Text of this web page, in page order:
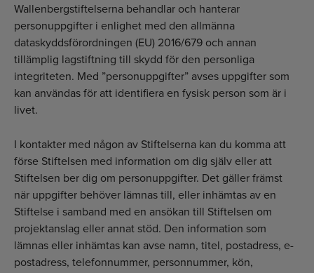
Wallenbergstiftelserna behandlar och hanterar
personuppgifter i enlighet med den allmänna
dataskyddsförordningen (EU) 2016/679 och annan
tillämplig lagstiftning till skydd för den personliga
integriteten. Med ”personuppgifter” avses uppgifter som
kan användas för att identifiera en fysisk person som är i
livet.
I kontakter med någon av Stiftelserna kan du komma att
förse Stiftelsen med information om dig själv eller att
Stiftelsen ber dig om person­uppgifter. Det gäller främst
när uppgifter behöver lämnas till, eller inhämtas av en
Stiftelse i samband med en ansökan till Stiftelsen om
projektanslag eller annat stöd. Den information som
lämnas eller inhämtas kan avse namn, titel, postadress, e-
postadress, telefonnummer, personnummer, kön,